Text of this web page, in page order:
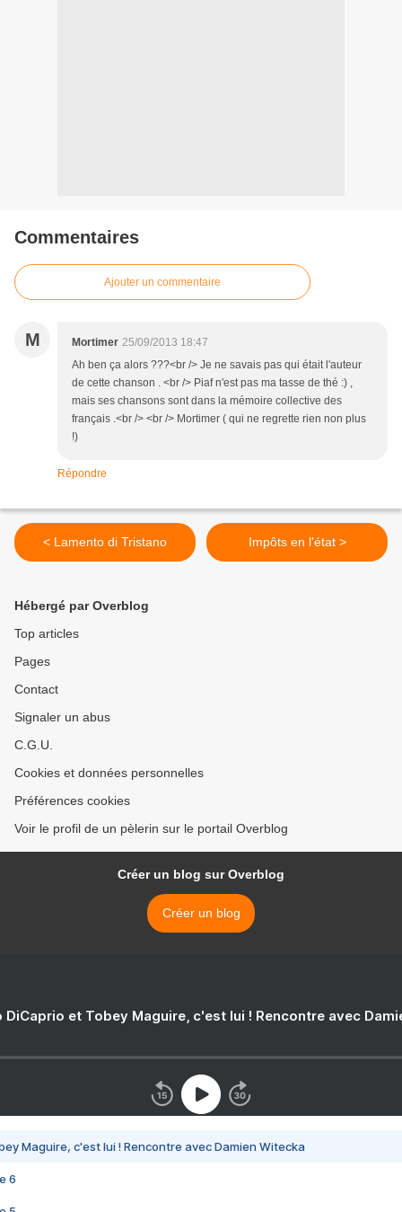
Commentaires
Ajouter un commentaire
M Mortimer 25/09/2013 18:47
Ah ben ça alors ???<br /> Je ne savais pas qui était l'auteur
de cette chanson . <br /> Piaf n'est pas ma tasse de thé :) ,
mais ses chansons sont dans la mémoire collective des
français .<br /> <br /> Mortimer ( qui ne regrette rien non plus
!)
Répondre
< Lamento di Tristano Impôts en l'état >
Hébergé par Overblog
Top articles
Pages
Contact
Signaler un abus
C.G.U.
Cookies et données personnelles
Préférences cookies
Voir le profil de un pèlerin sur le portail Overblog
Créer un blog sur Overblog
Créer un blog
DiCaprio et Tobey Maguire, c'est lui ! Rencontre avec
Maguire, c'est lui ! Rencontre avec Damien Witecka
6